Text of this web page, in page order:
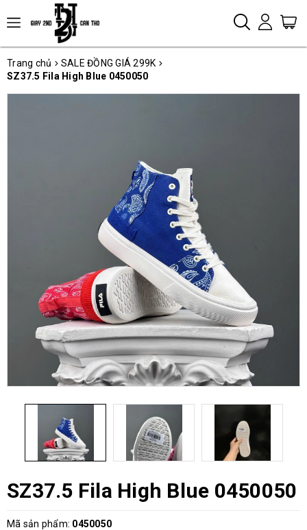
Trang chủ
SALE ĐỒNG GIÁ 299K
SZ37.5 Fila High Blue 0450050
SZ37.5 Fila High Blue 0450050
Mã sản phẩm: 0450050